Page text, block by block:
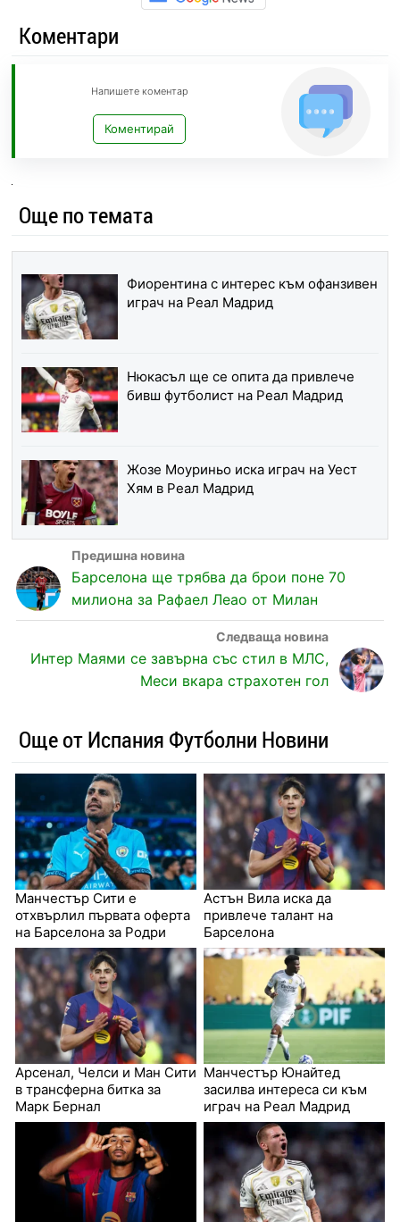
Коментари
Напишете коментар
Коментирай
Още по темата
Фиорентина с интерес към офанзивен
играч на Реал Мадрид
Нюкасъл ще се опита да привлече
бивш футболист на Реал Мадрид
Жозе Моуриньо иска играч на Уест
Хям в Реал Мадрид
Барселона ще трябва да брои поне 70
милиона за Рафаел Леао от Милан
Интер Маями се завърна със стил в МЛС,
Меси вкара страхотен гол
Още от Испания Футболни Новини
Манчестър Сити е
отхвърлил първата оферта
на Барселона за Родри
Астън Вила иска да
привлече талант на
Барселона
Арсенал, Челси и Ман Сити
в трансферна битка за
Марк Бернал
Манчестър Юнайтед
засилва интереса си към
играч на Реал Мадрид